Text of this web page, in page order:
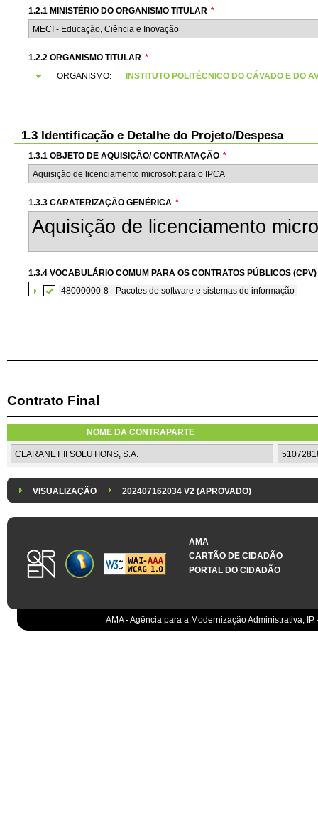
1.2.1 MINISTÉRIO DO ORGANISMO TITULAR *
1.2.2 ORGANISMO TITULAR *
ORGANISMO:
INSTITUTO POLITÉCNICO DO CÁVADO E DO
1.3 Identificação e Detalhe do Projeto/Despesa
1.3.1 OBJETO DE AQUISIÇÃO/ CONTRATAÇÃO *
1.3.3 CARATERIZAÇÃO GENÉRICA *
1.3.4 VOCABULÁRIO COMUM PARA OS CONTRATOS PÚBLICOS (CPV)
48000000-8 - Pacotes de software e sistemas de informação
1.3.6 AQUISIÇÃO DE SOFTWARE SUBMETIDA À CONCORRÊNCIA
A aquisição de software informático será submetida à concorrência
1.3.8 DESPESA/ PROJETO 1.3.9 IDENTIFICAÇÃO DO
1.3.14 NOME DO PROJETO
Contrato Final
NOME DA CONTRAPARTE
VISUALIZAÇÃO 202407162034 V2 (APROVADO)
AMA
CARTÃO DE CIDADÃO
PORTAL DO CIDADÃO
AMA - Agência para a Modernização Administrativa,